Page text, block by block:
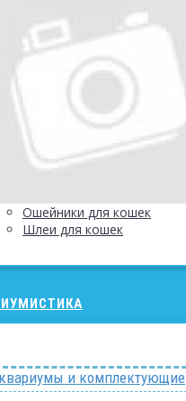
Ошейники для кошек
Шлеи для кошек
и комплектующие